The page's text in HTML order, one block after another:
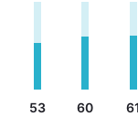
53 60 61